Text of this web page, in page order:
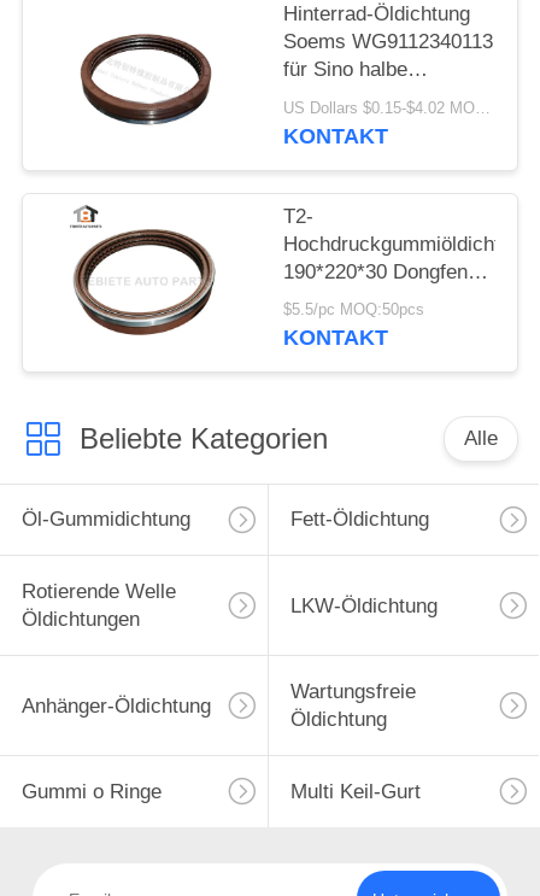
Hinterrad-Öldichtung
Soems WG9112340113
für Sino halbe
Gummihälfte Steyr-
LKW-190x220x30
US Dollars $0.15-$4.02 MOQ:50 Sätze
KONTAKT
T2-
Hochdruckgummiöldichtung
190*220*30 Dongfeng
Teloon Soem
WG9112340113
$5.5/pc MOQ:50pcs
KONTAKT
Beliebte Kategorien Alle
Öl-Gummidichtung Fett-Öldichtung
Rotierende Welle
Öldichtungen
LKW-Öldichtung
Anhänger-Öldichtung
Wartungsfreie
Öldichtung
Gummi o Ringe Multi Keil-Gurt